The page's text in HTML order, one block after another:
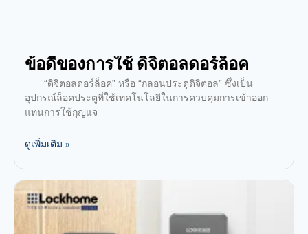
ข้อดีของการใช้ ดิจิตอลดอร์ล็อค
“ดิจิตอลดอร์ล็อค” หรือ “กลอนประตูดิจิตอล” ซึ่งเป็น
อุปกรณ์ล็อคประตูที่ใช้เทคโนโลยีในการควบคุมการเข้าออก
แทนการใช้กุญแจ
ดูเพิ่มเติม »